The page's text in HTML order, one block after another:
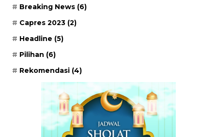
Breaking News (6)
Capres 2023 (2)
Headline (5)
Pilihan (6)
Rekomendasi (4)